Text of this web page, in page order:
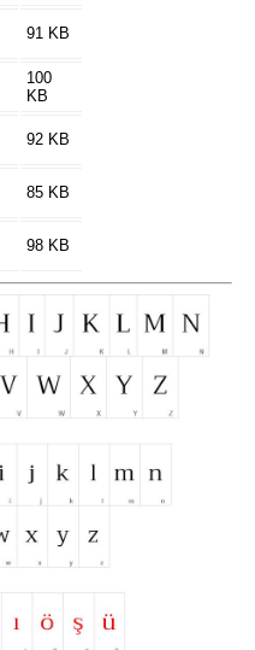
91 KB
100
KB
92 KB
85 KB
98 KB